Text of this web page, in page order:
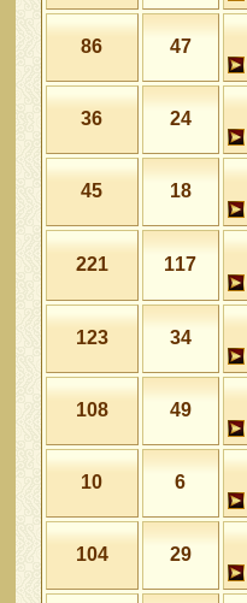
47
86
24
36
18
45
117
221
34
123
49
108
6
10
29
104